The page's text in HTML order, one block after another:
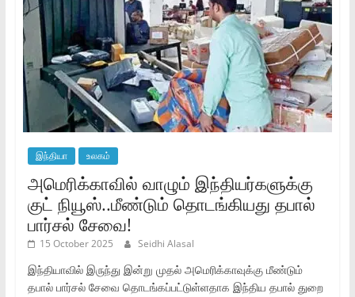
இந்தியா உலகம்
அமெரிக்காவில் வாழும் இந்தியர்களுக்கு
குட் நியூஸ்..மீண்டும் தொடங்கியது தபால்
பார்சல் சேவை!
15 October 2025 Seidhi Alasal
இந்தியாவில் இருந்து இன்று முதல் அமெரிக்காவுக்கு மீண்டும்
தபால் பார்சல் சேவை தொடங்கப்பட்டுள்ளதாக இந்திய தபால் துறை